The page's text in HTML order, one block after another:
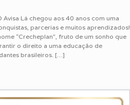
Lá chegou aos 40 anos com uma
parcerias e muitos aprendizados!
“Crecheplan”, fruto de um sonho que
o direito a uma educação de
brasileiros. […]